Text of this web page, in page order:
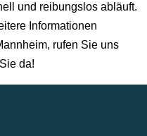
und reibungslos abläuft.
Informationen
rufen Sie uns
da!